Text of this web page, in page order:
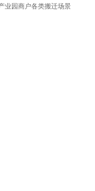
业园商户各类搬迁场景